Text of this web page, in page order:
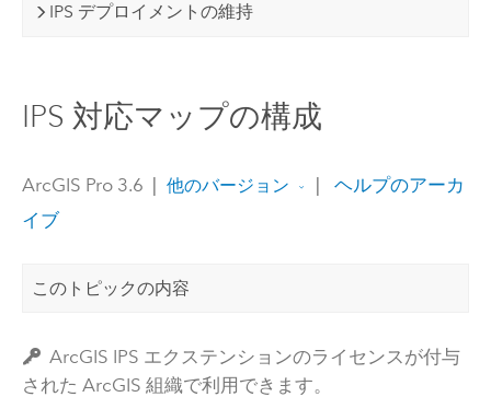
IPS デプロイメントの維持
IPS 対応マップの構成
ArcGIS Pro 3.6 他のバージョン
ヘルプのアーカ
イブ
このトピックの内容
ArcGIS IPS エクステンションのライセンスが付与
された ArcGIS 組織で利用できます。